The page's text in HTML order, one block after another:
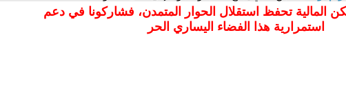
المالية تحفظ استقلال الحوار المتمدن، فشاركونا في دعم
استمرارية هذا الفضاء اليساري الحر